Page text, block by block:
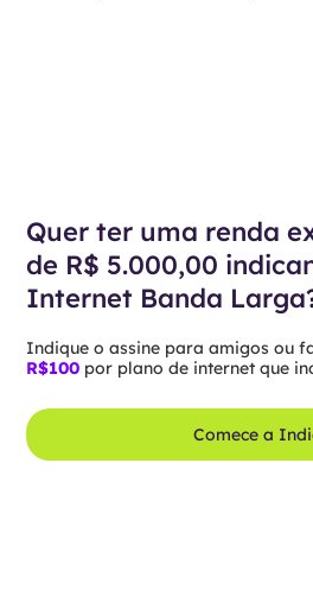
Quer ter uma renda
de R$ 5.000,00
Internet Banda
Indique o assine para amigos ou
R$100 por plano de internet que
Comece a